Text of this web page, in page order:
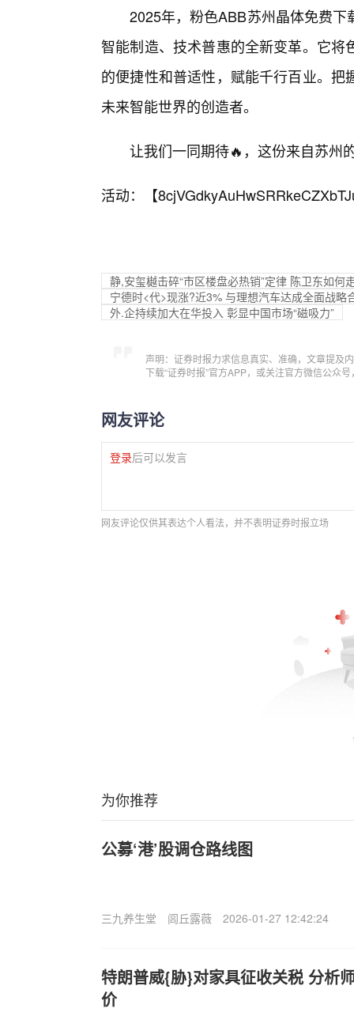
2025年，粉色ABB苏州晶体免费
智能制造、技术普惠的全新变革。它
的便捷性和普适性，赋能千行百业。
未来智能世界的创造者。
让我们一同期待🔥，这份来自苏州
活动：【
静,安玺樾击碎“市区楼盘必热销”定律 陈卫东如何
宁德时<代>现涨?近3% 与理想汽车达成全面战略
外.企持续加大在华投入 彰显中国市场“磁吸力”
声明：证券时报力求信息真实、准确，文章提及
下载“证券时报”官方APP，或关注官方微信公众
网友评论
登录后可以发言
网友评论仅供其表达个人看法，并不表明证券时报立场
为你推荐
公募‘港’股调仓路线图
三九养生堂 闾丘露薇 2026-01-27 12:42:24
特朗普威{胁}对家具征收关税 分析
价